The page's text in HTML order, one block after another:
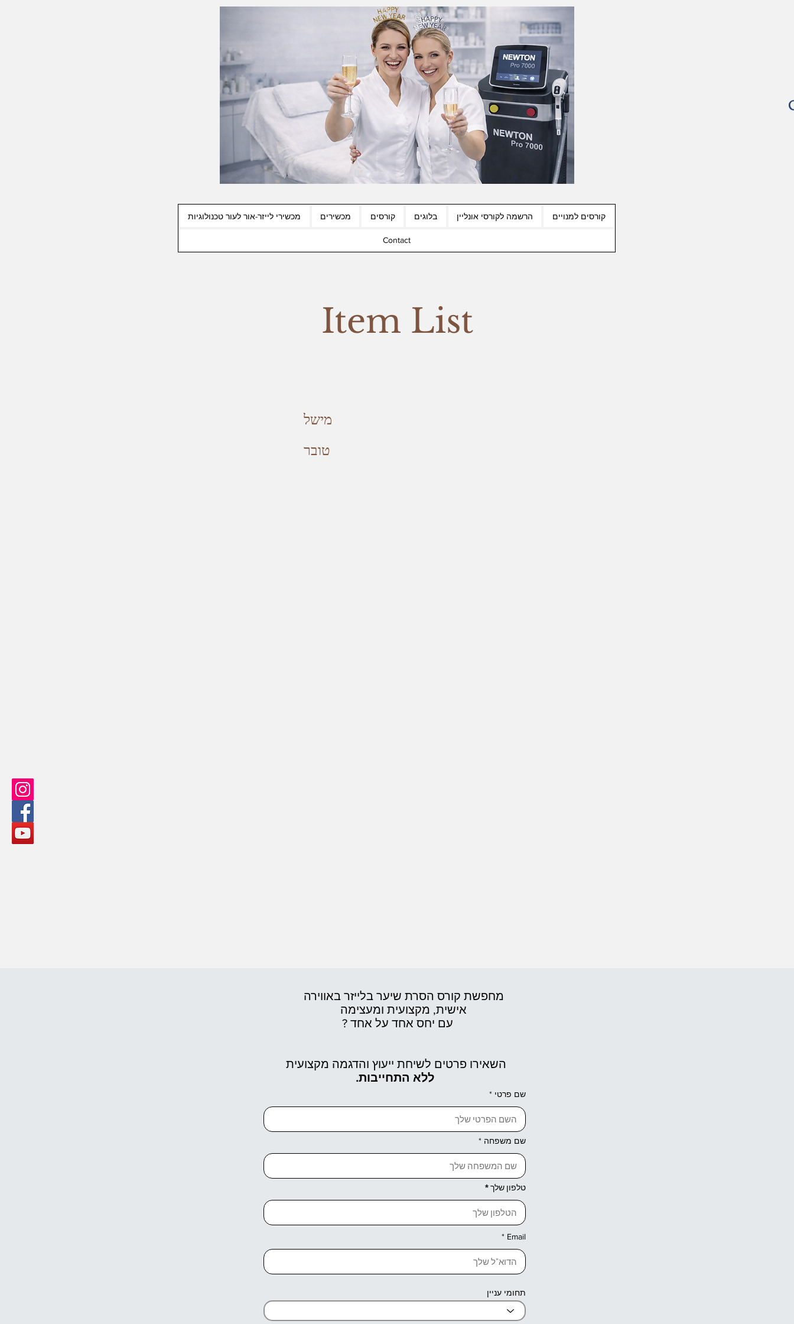
מכשירי לייזר-אור לעור טכנולוגיות מכשירים קורסים בלוגים הרשמה לקורסי אונליין קורסים למנויים
Contact
Item List
טובר
מישל
מחפשת קורס הסרת שיער בלייזר באווירה
אישית, מקצועית ומעצימה
עם יחס אחד על אחד ?
השאירו פרטים לשיחת ייעוץ והדגמה מקצועית
ללא התחייבות.
שם פרטי
שם משפחה
טלפון שלך
Email
תחומי עניין